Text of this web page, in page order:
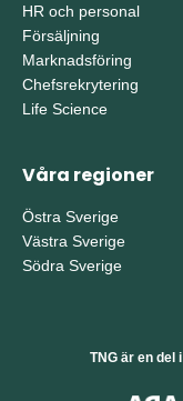
HR och personal
Försäljning
Marknadsföring
Chefsrekrytering
Life Science
Våra regioner
Östra Sverige
Västra Sverige
Södra Sverige
TNG är en del